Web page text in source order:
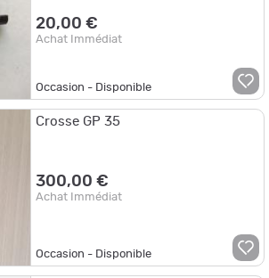
20,00 €
Achat Immédiat
Occasion - Disponible
Crosse GP 35
300,00 €
Achat Immédiat
Occasion - Disponible